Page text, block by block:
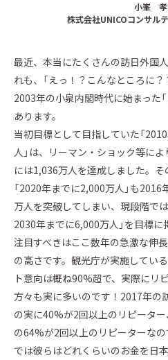
小峯 孝
株式会社UNICOコンサル
最近、本当にたくさんの訪日外国
れも、「えっ！？こんなところに
2003年の小泉内閣時代に始まった
あります。
当初目標として目指していた「
人」は、リーマン・ショック等に
には1,036万人を達成しました。
「2020年までに2,000万人」も
万人を突破してしまい、現段階で
2030年までに6,000万人」を目標に
注目すべきはここ数年の急激な伸
の高さです。観光庁が実施してい
ト意向は概ね90%超で、実際にリ
方々も実に多いのです！2017年の
の実に40%が2回以上のリピータ
の64%が2回以上のリピーターなの
では彼らはどれくらいのお金を日